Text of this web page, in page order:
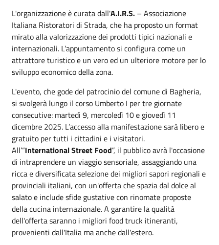
L'organizzazione è curata dall'A.I.R.S. – Associazione
Italiana Ristoratori di Strada, che ha proposto un format
mirato alla valorizzazione dei prodotti tipici nazionali e
internazionali. L’appuntamento si configura come un
attrattore turistico e un vero ed un ulteriore motore per lo
sviluppo economico della zona.
L'evento, che gode del patrocinio del comune di Bagheria,
si svolgerà lungo il corso Umberto I per tre giornate
consecutive: martedì 9, mercoledì 10 e giovedì 11
dicembre 2025. L’accesso alla manifestazione sarà libero e
gratuito per tutti i cittadini e i visitatori.
All’“International Street Food”, il pubblico avrà l'occasione
di intraprendere un viaggio sensoriale, assaggiando una
ricca e diversificata selezione dei migliori sapori regionali e
provinciali italiani, con un'offerta che spazia dal dolce al
salato e include sfide gustative con rinomate proposte
della cucina internazionale. A garantire la qualità
dell'offerta saranno i migliori food truck itineranti,
provenienti dall'Italia ma anche dall'estero.